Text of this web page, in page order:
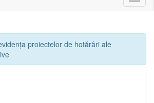
sau
proiectelor de hotărâri ale